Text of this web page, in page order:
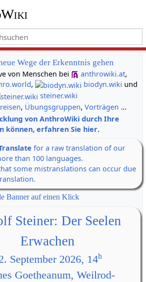
Wege der Erkenntnis gehen
von Menschen bei
anthrowiki.at,
, biodyn.wiki und
steiner.wiki
, Übungsgruppen, Vorträgen ...
von AnthroWiki durch Ihre
können, erfahren Sie hier.
for a raw translation of our
than 100 languages.
some mistranslations can occur due
Banner auf einen Klick
Steiner: Der Seelen
Erwachen
September 2026, 14h
Goetheanum, Weilrod-